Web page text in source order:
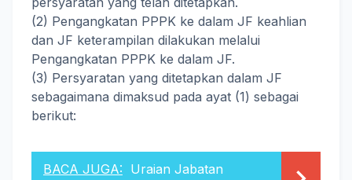
(2) Pengangkatan PPPK ke dalam JF keahlian
dan JF keterampilan dilakukan melalui
Pengangkatan PPPK ke dalam JF.
(3) Persyaratan yang ditetapkan dalam JF
sebagaimana dimaksud pada ayat (1) sebagai
berikut:
BACA JUGA: Uraian Jabatan